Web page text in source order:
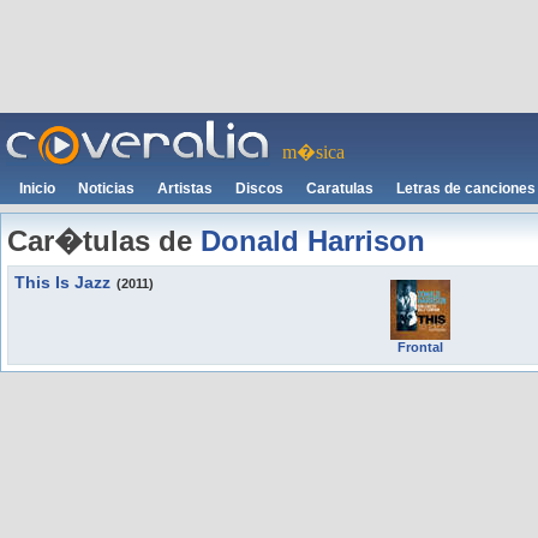
m�sica
Inicio Noticias Artistas Discos Caratulas Letras de canciones
Car�tulas de Donald Harrison
This Is Jazz (2011)
Frontal